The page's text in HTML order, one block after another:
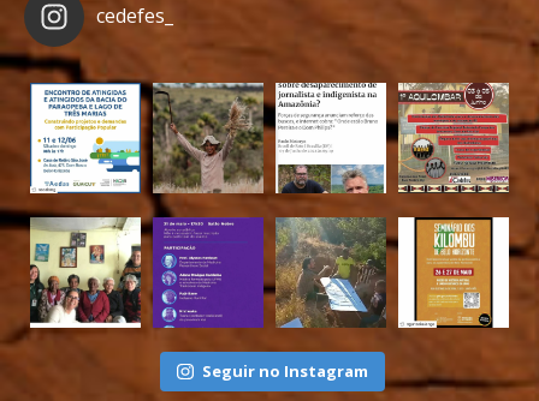
cedefes_
Seguir no Instagram